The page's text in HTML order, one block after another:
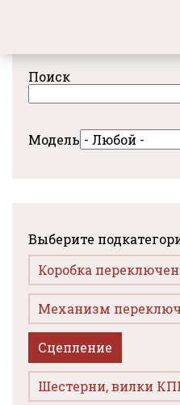
содержанию
Поиск
Модель
Выберите
Коробка
Механизм
Сцепление
Шестерни, вилки